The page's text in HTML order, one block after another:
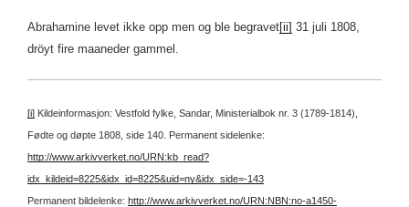
Abrahamine levet ikke opp men og ble begravet[ii] 31 juli 1808,
dröyt fire maaneder gammel.
[i] Kildeinformasjon: Vestfold fylke, Sandar, Ministerialbok nr. 3 (1789-1814),
Fødte og døpte 1808, side 140. Permanent sidelenke:
http://www.arkivverket.no/URN:kb_read?
idx_kildeid=8225&idx_id=8225&uid=ny&idx_side=-143
Permanent bildelenke: http://www.arkivverket.no/URN:NBN:no-a1450-